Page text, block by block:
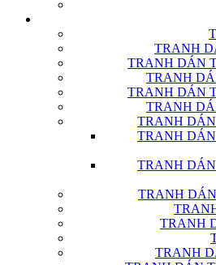
TRANH
TRANH DÁN
TRANH
TRANH DÁN
TRANH
TRANH
TRANH
TRANH
TRANH
TRANH
TRANH